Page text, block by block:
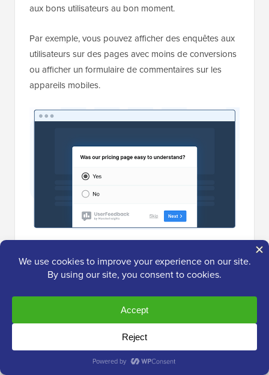
aux bons utilisateurs au bon moment.
Par exemple, vous pouvez afficher des enquêtes aux
utilisateurs sur des pages avec moins de conversions
ou afficher un formulaire de commentaires sur les
appareils mobiles.
carte thermique. Alors que les sondages vous disent
ce que les utilisateurs
disent
vous montrent ce qu'ils font réellement.
ils font défiler, et quelles zones de contenu retiennent
le plus l'attention, le tout depuis votre tableau de bord